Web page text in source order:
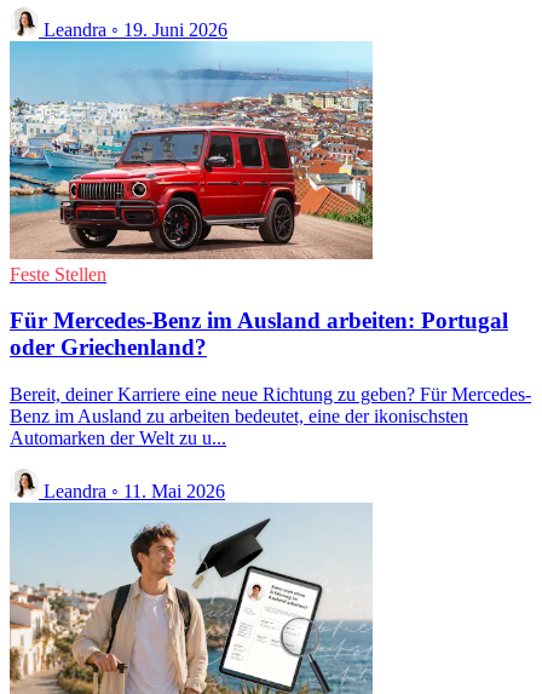
Leandra ◦ 19. Juni 2026
Feste Stellen
Für Mercedes-Benz im Ausland arbeiten: Portugal
oder Griechenland?
Bereit, deiner Karriere eine neue Richtung zu geben? Für Mercedes-
Benz im Ausland zu arbeiten bedeutet, eine der ikonischsten
Automarken der Welt zu u...
Leandra ◦ 11. Mai 2026